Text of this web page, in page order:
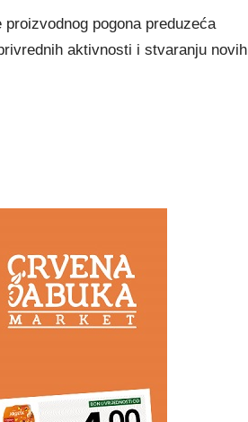
pogona preduzeća
aktivnosti i stvaranju novih